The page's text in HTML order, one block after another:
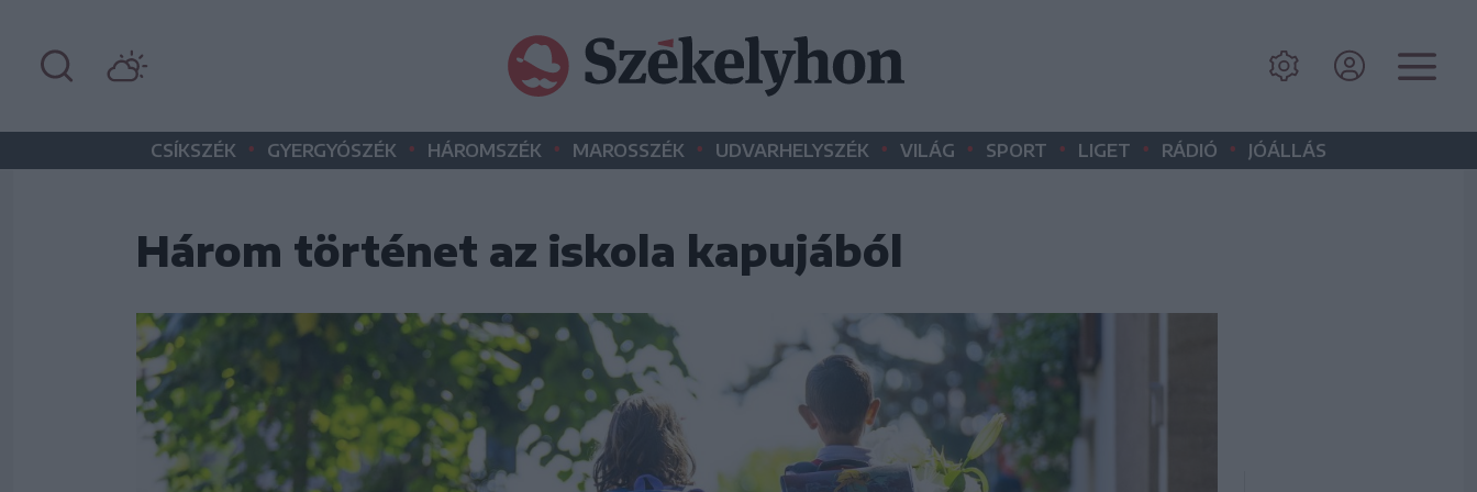
CSÍKSZÉK • GYERGYÓSZÉK • HÁROMSZÉK • MAROSSZÉK • UDVARHELYSZÉK • VILÁG • SPORT • LIGET • RÁDIÓ • JÓÁLLÁS
Három történet az iskola kapujából